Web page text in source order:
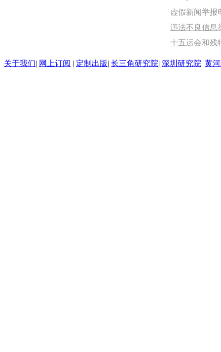
虚假新闻举报
违法不良信息
十五运会和残
关于我们| 网上订阅 | 定制出版| 长三角研究院| 深圳研究院| 黄